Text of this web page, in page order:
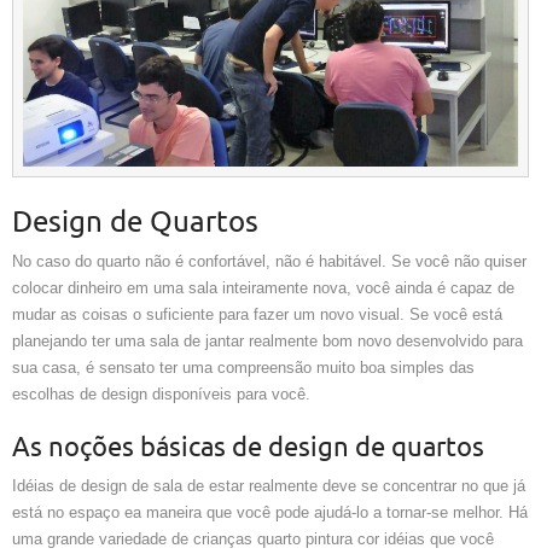
Design de Quartos
No caso do quarto não é confortável, não é habitável. Se você não quiser
colocar dinheiro em uma sala inteiramente nova, você ainda é capaz de
mudar as coisas o suficiente para fazer um novo visual. Se você está
planejando ter uma sala de jantar realmente bom novo desenvolvido para
sua casa, é sensato ter uma compreensão muito boa simples das
escolhas de design disponíveis para você.
As noções básicas de design de quartos
Idéias de design de sala de estar realmente deve se concentrar no que já
está no espaço ea maneira que você pode ajudá-lo a tornar-se melhor. Há
uma grande variedade de crianças quarto pintura cor idéias que você